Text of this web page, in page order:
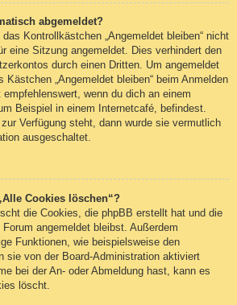
abgemeldet?
Kontrollkästchen „Angemeldet bleiben“ nicht
eine Sitzung angemeldet. Dies verhindert den
durch einen Dritten. Um angemeldet
„Angemeldet bleiben“ beim Anmelden
wenn du dich an einem
Beispiel in einem Internetcafé, befindest.
Verfügung steht, dann wurde sie vermutlich
ausgeschaltet.
Cookies löschen“?
die Cookies, die phpBB erstellt hat und die
angemeldet bleibst. Außerdem
Funktionen, wie beispielsweise den
sie von der Board-Administration aktiviert
bei der An- oder Abmeldung hast, kann es
löscht.